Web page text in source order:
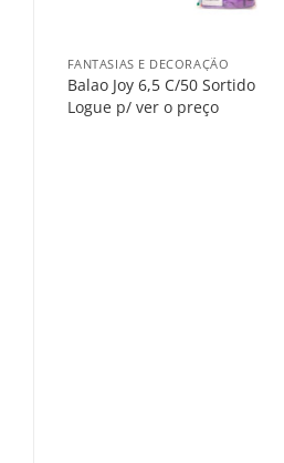
FANTASIAS E DECORAÇÃO
Balao Joy 6,5 C/50 Sortido
Logue p/ ver o preço